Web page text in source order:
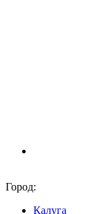
Город:
Калуга